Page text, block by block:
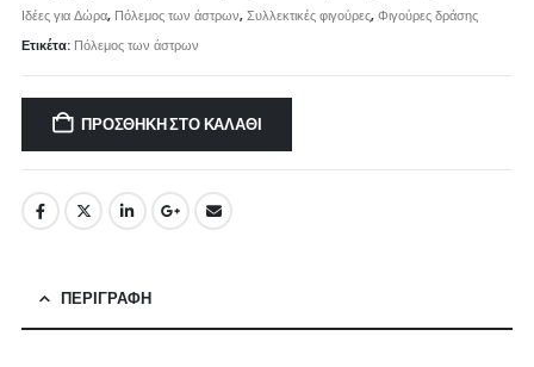
Ιδέες για Δώρα, Πόλεμος των άστρων,Συλλεκτικές φιγούρες,Φιγούρες δράσης
Ετικέτα: Πόλεμος των άστρων
ΠΡΟΣΘΉΚΗ ΣΤΟ ΚΑΛΆΘΙ
ΠΕΡΙΓΡΑΦΉ